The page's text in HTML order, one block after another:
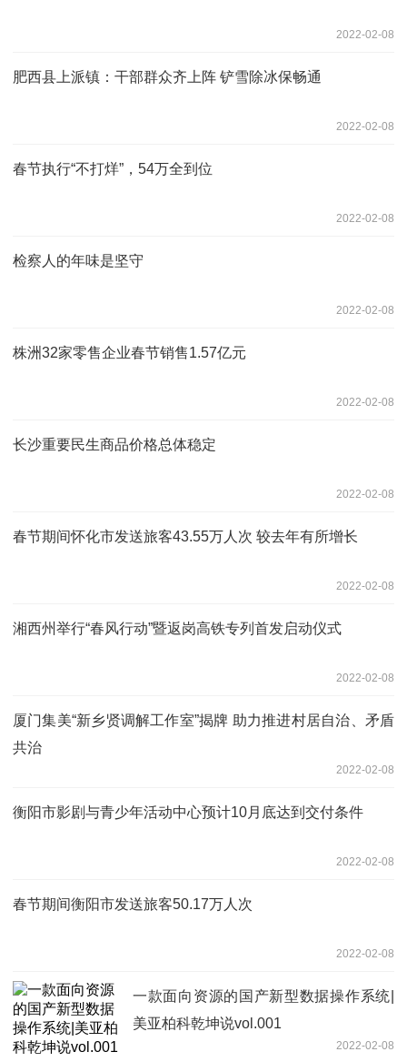
2022-02-08
肥西县上派镇：干部群众齐上阵 铲雪除冰保畅通
2022-02-08
春节执行“不打烊”，54万全到位
2022-02-08
检察人的年味是坚守
2022-02-08
株洲32家零售企业春节销售1.57亿元
2022-02-08
长沙重要民生商品价格总体稳定
2022-02-08
春节期间怀化市发送旅客43.55万人次 较去年有所增长
2022-02-08
湘西州举行“春风行动”暨返岗高铁专列首发启动仪式
2022-02-08
厦门集美“新乡贤调解工作室”揭牌 助力推进村居自治、矛盾
共治
2022-02-08
衡阳市影剧与青少年活动中心预计10月底达到交付条件
2022-02-08
春节期间衡阳市发送旅客50.17万人次
2022-02-08
一款面向资源的国产新型数据操作系统|
美亚柏科乾坤说vol.001
2022-02-08